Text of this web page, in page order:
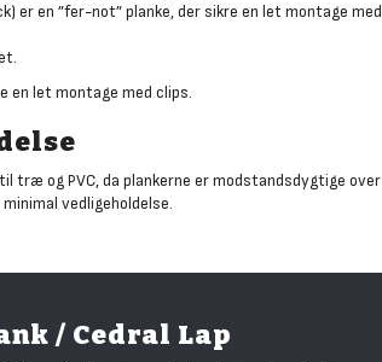
er en ”fer-not” planke, der sikre en let montage med
en let montage med clips.
træ og PVC, da plankerne er modstandsdygtige over
vedligeholdelse.
/ Cedral Lap